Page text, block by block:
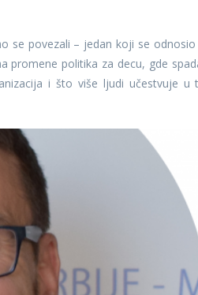
se povezali – jedan koji se odnosio
promene politika za decu, gde
i što više ljudi učestvuje u